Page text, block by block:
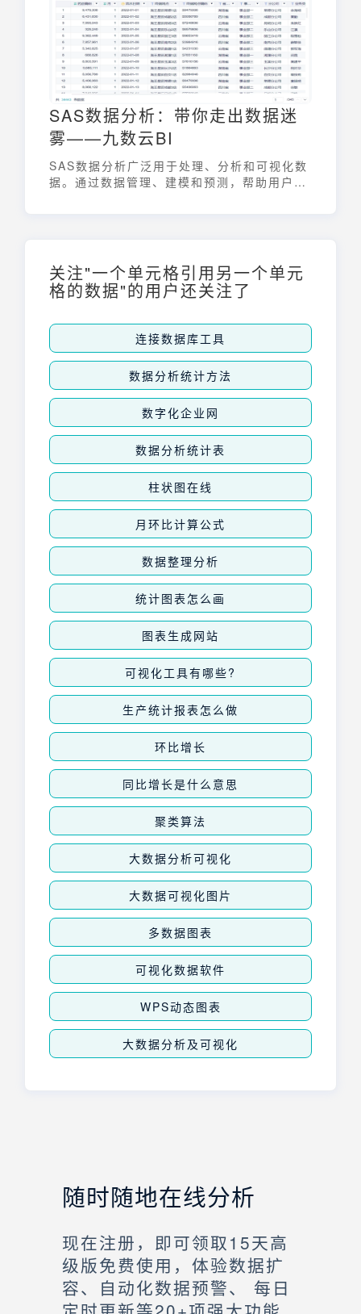
SAS数据分析：带你走出数据迷
雾——九数云BI
SAS数据分析广泛用于处理、分析和可视化数
据。通过数据管理、建模和预测，帮助用户从
关注"一个单元格引用另一个单元
格的数据"的用户还关注了
连接数据库工具
数据分析统计方法
数字化企业网
数据分析统计表
柱状图在线
月环比计算公式
数据整理分析
统计图表怎么画
图表生成网站
可视化工具有哪些?
生产统计报表怎么做
环比增长
同比增长是什么意思
聚类算法
大数据分析可视化
大数据可视化图片
多数据图表
可视化数据软件
WPS动态图表
大数据分析及可视化
随时随地在线分析
现在注册，即可领取15天高
级版免费使用，体验数据扩
容、自动化数据预警、 每日